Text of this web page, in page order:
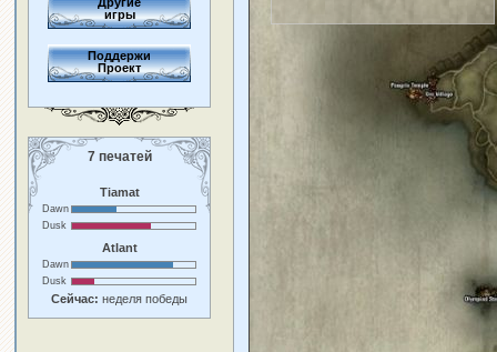
игры
Поддержи
Проект
7 печатей
Tiamat
Dawn
Dusk
Atlant
Dawn
Dusk
Сейчас: неделя победы